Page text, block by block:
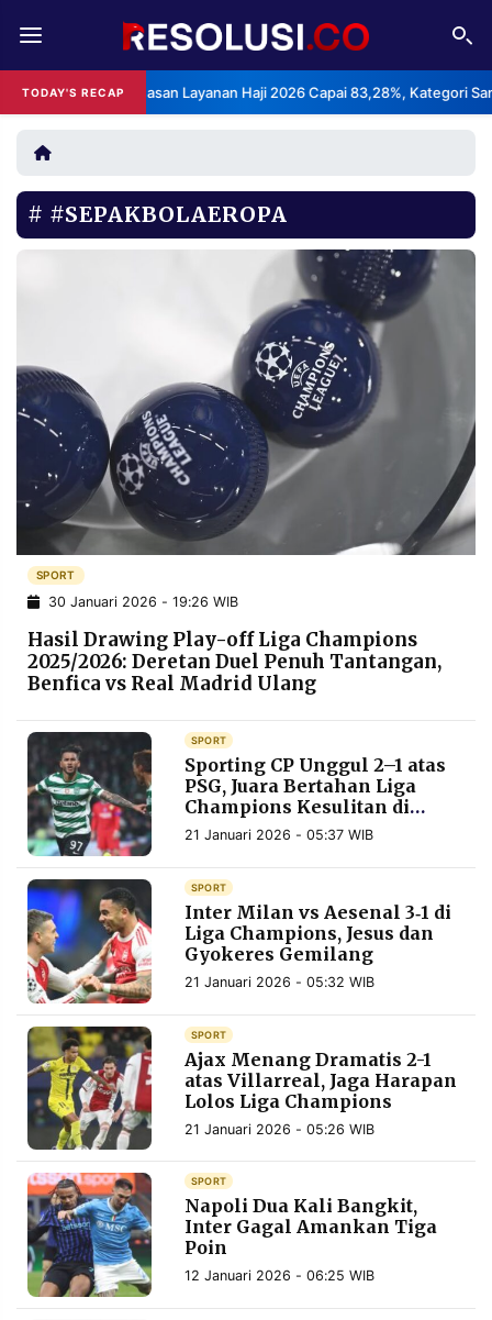
TODAY'S RECAP
Kepuasan Layanan Haji 2026 Capai 83,28%, Kategori Sangat
REDAKSI TENTANG
RESOLUSI IKLAN
RUBRIKASI
EDITORIAL AKSARA
MANCA SPORT
PRIVACY
POLICY
BERITA
WARGA
INFORMASI
IKLAN
KIRIM
PENGADUAN TERM
OF
SERVICE
IKUTI
KAMI
©
PT.
RESOLUSI
MEDIA
©
Resolusi.co
2026
PT.
RESOLUSI
MEDIA
PRAMUDITA
#SEPAKBOLAEROPA
SPORT
30 Januari 2026 - 19:26 WIB
Hasil Drawing Play-off Liga Champions
2025/2026: Deretan Duel Penuh Tantangan,
Benfica vs Real Madrid Ulang
SPORT
Sporting CP Unggul 2–1 atas
PSG, Juara Bertahan Liga
Champions Kesulitan di
Lisbon
21 Januari 2026 - 05:37 WIB
SPORT
Inter Milan vs Aesenal 3‑1 di
Liga Champions, Jesus dan
Gyokeres Gemilang
21 Januari 2026 - 05:32 WIB
SPORT
Ajax Menang Dramatis 2-1
atas Villarreal, Jaga Harapan
Lolos Liga Champions
21 Januari 2026 - 05:26 WIB
SPORT
Napoli Dua Kali Bangkit,
Inter Gagal Amankan Tiga
Poin
12 Januari 2026 - 06:25 WIB